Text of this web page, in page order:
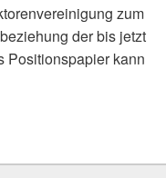
zum
der bis jetzt
Positionspapier kann